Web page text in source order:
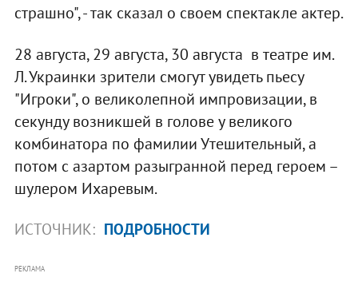
страшно", - так сказал о своем спектакле актер.
28 августа, 29 августа, 30 августа в театре им.
Л. Украинки зрители смогут увидеть пьесу
"Игроки", о великолепной импровизации, в
секунду возникшей в голове у великого
комбинатора по фамилии Утешительный, а
потом с азартом разыгранной перед героем –
шулером Ихаревым.
ИСТОЧНИК: ПОДРОБНОСТИ
РЕКЛАМА